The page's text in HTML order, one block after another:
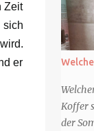
Zeit
er
Koffer
der